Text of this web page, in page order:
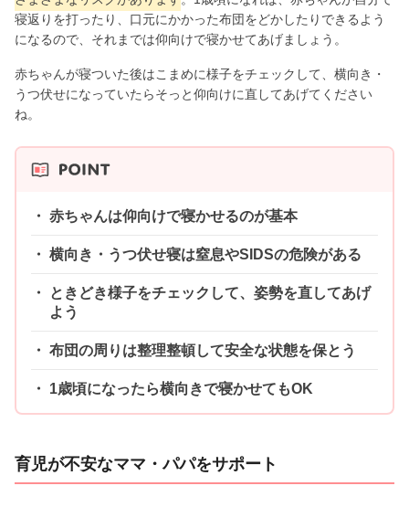
寝返りを打ったり、口元にかかった布団をどかしたりできるよう
になるので、それまでは仰向けで寝かせてあげましょう。
赤ちゃんが寝ついた後はこまめに様子をチェックして、横向き・
うつ伏せになっていたらそっと仰向けに直してあげてください
ね。
赤ちゃんは仰向けで寝かせるのが基本
横向き・うつ伏せ寝は窒息やSIDSの危険がある
ときどき様子をチェックして、姿勢を直してあげ
よう
布団の周りは整理整頓して安全な状態を保とう
1歳頃になったら横向きで寝かせてもOK
育児が不安なママ・パパをサポート